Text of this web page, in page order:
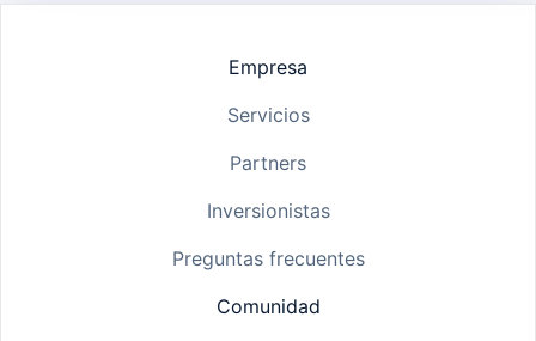
Empresa
Servicios
Partners
Inversionistas
Preguntas frecuentes
Comunidad